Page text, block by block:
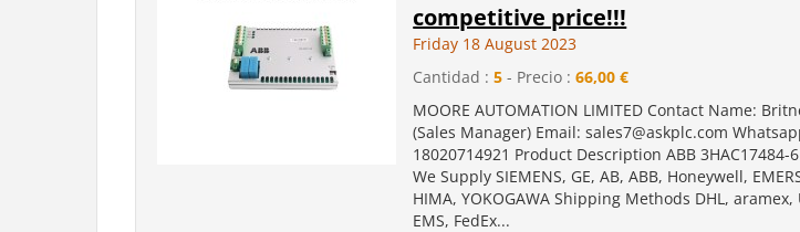
competitive price!!!
Friday 18 August 2023
Cantidad :5 - Precio :66,00 €
MOORE AUTOMATION LIMITED Contact Name:
(Sales Manager) Email: sales7@askplc.com
18020714921 Product Description ABB 3HAC17484-
We Supply SIEMENS, GE, AB, ABB, Honeywell,
HIMA, YOKOGAWA Shipping Methods DHL, aramex,
EMS, FedEx...